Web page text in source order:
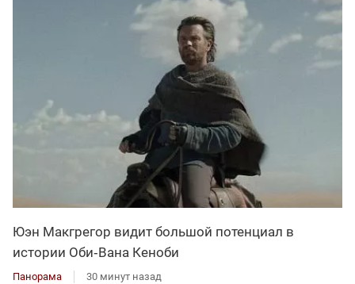
Юэн Макгрегор видит большой потенциал в
истории Оби‑Вана Кеноби
Панорама 30 минут назад